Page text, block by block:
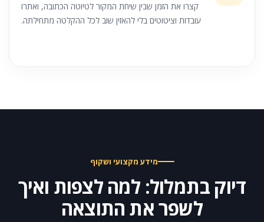
קצרו את הזמן שבין שיחת המקור לטיוטה הכתובה, ואתרו
עובדות וציטוטים בלי להאזין שוב לכל ההקלטה מתחילתה.
מידע מקצועי ושקוף
דיוק בתמלול: למה לצפות ואיך
לשפר את התוצאה